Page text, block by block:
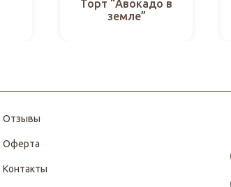
Торт “Авокадо в
земле”
Отзывы
Оферта
Контакты